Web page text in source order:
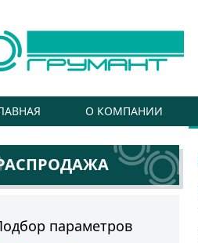
О КОМПАНИИ
параметров